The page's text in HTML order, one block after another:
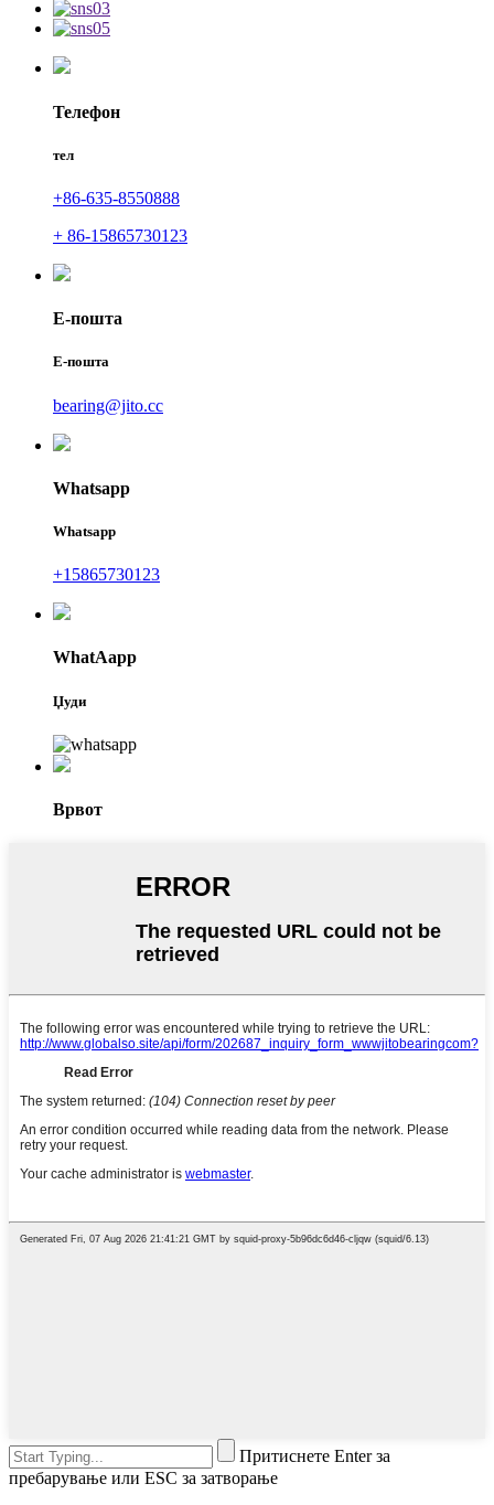
Телефон
тел
+86-635-8550888
+ 86-15865730123
Е-пошта
Е-пошта
bearing@jito.cc
Whatsapp
Whatsapp
+15865730123
WhatAapp
Џуди
Врвот
Притиснете Enter за
пребарување или ESC за затворање